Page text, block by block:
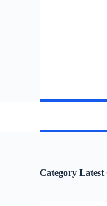
Category Latest